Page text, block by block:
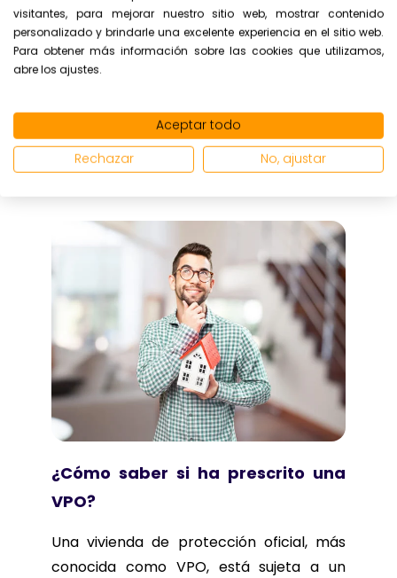
¿Qué son los vicios ocultos de una
vivienda?
muy importante en la vida de una
persona, ya que representa una inversión
signif...
¿Cómo saber si ha prescrito una
VPO?
Una vivienda de protección oficial, más
conocida como VPO, está sujeta a un
visitantes, para mejorar nuestro sitio web, mostrar contenido
personalizado y brindarle una excelente experiencia en el sitio web.
Para obtener más información sobre las cookies que utilizamos,
abre los ajustes.
Aceptar todo
Rechazar
No, ajustar